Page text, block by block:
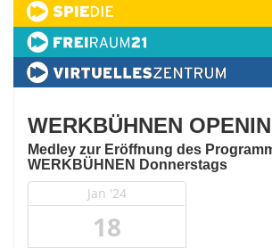
WERKBÜHNEN
Medley zur Eröffnung des
WERKBÜHNEN Donnerstags
Jan '24
18